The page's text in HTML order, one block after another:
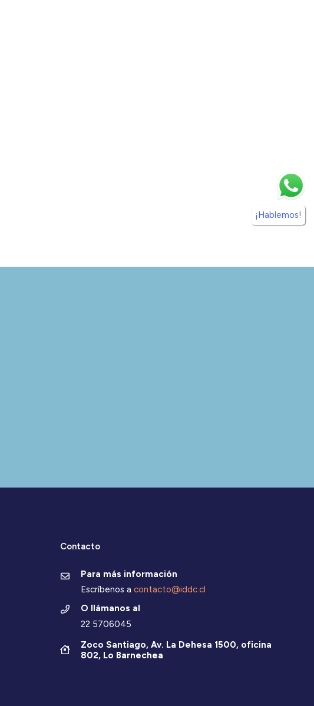
Contacto
Para más información
Escríbenos a contacto@iddc.cl
O llámanos al
22 5706045
Zoco Santiago, Av. La Dehesa 1500, oficina
802, Lo Barnechea
¡Hablemos!